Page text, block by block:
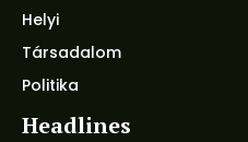
Helyi
Társadalom
Politika
Headlines